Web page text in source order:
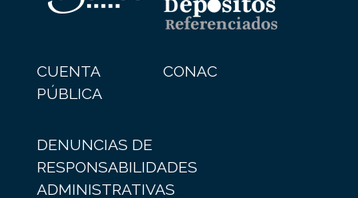
CUENTA
PÚBLICA
CONAC
DENUNCIAS DE
RESPONSABILIDADES
ADMINISTRATIVAS